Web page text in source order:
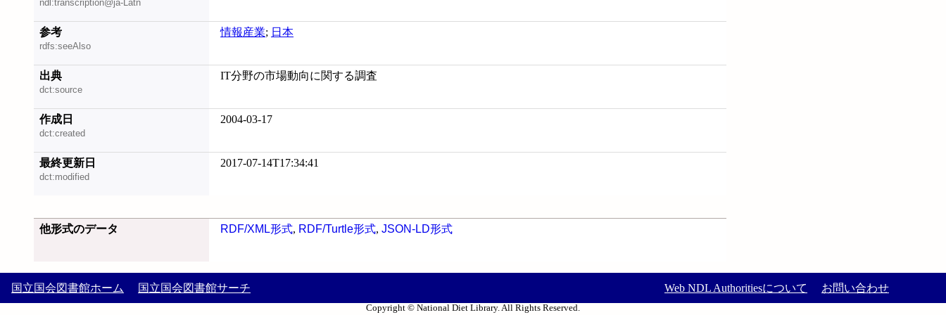
ndl:transcription@ja-Latn
参考
rdfs:seeAlso
情報産業; 日本
出典
dct:source
IT分野の市場動向に関する調査
作成日
dct:created
2004-03-17
最終更新日
dct:modified
2017-07-14T17:34:41
他形式のデータ RDF/XML形式, RDF/Turtle形式, JSON-LD形式
国立国会図書館ホーム 国立国会図書館サーチ Web NDL Authoritiesについて お問い合わせ
Copyright © National Diet Library. All Rights Reserved.